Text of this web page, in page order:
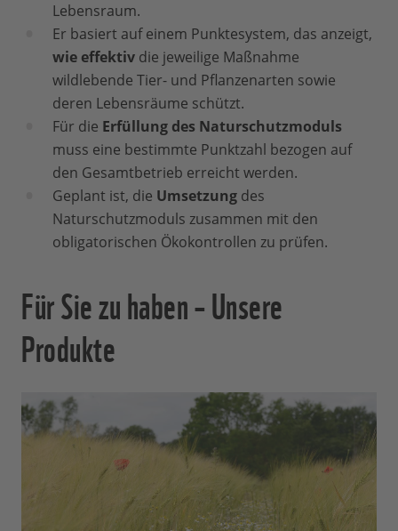
Lebensraum.
Er basiert auf einem Punktesystem, das anzeigt,
wie effektiv die jeweilige Maßnahme
wildlebende Tier- und Pflanzenarten sowie
deren Lebensräume schützt.
Für die Erfüllung des Naturschutzmoduls
muss eine bestimmte Punktzahl bezogen auf
den Gesamtbetrieb erreicht werden.
Geplant ist, die Umsetzung des
Naturschutzmoduls zusammen mit den
obligatorischen Ökokontrollen zu prüfen.
Für Sie zu haben – Unsere
Produkte